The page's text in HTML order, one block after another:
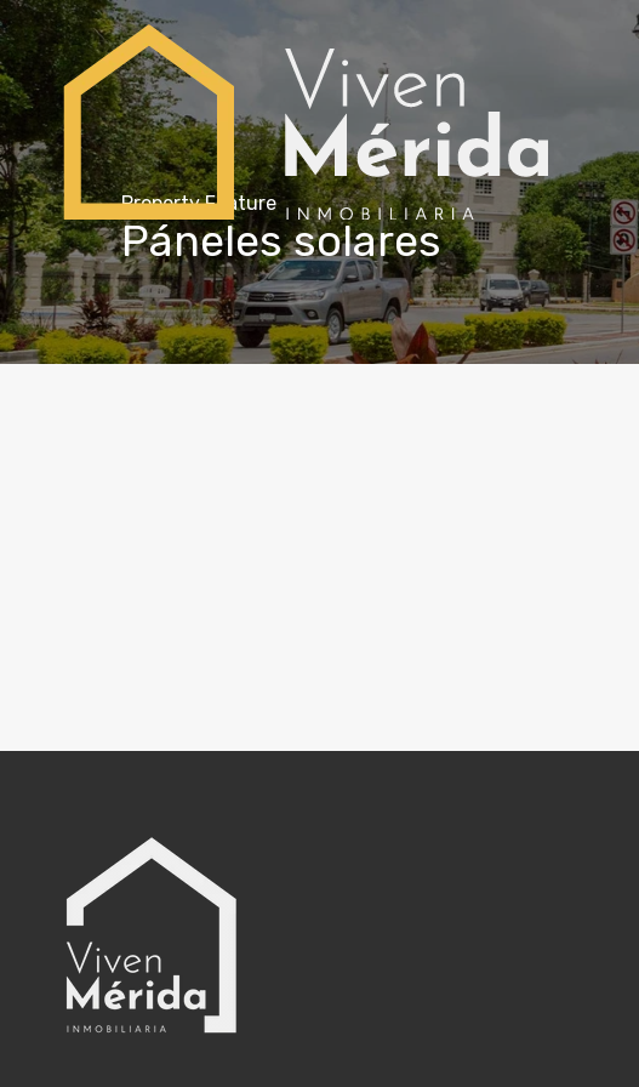
Property Feature
Páneles solares